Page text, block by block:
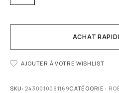
ACHAT
AJOUTER À VOTRE WISHLIST
SKU:2430010091169CATÉGORIE :